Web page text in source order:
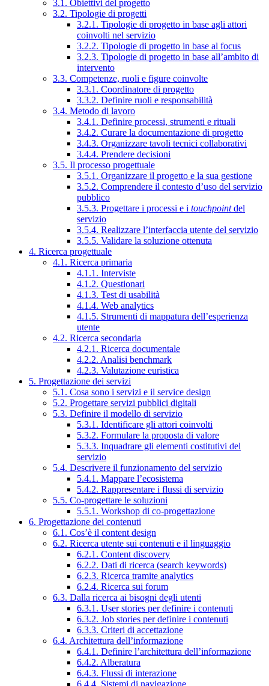
3.1. Obiettivi del progetto
3.2. Tipologie di progetti
3.2.1. Tipologie di progetto in base agli attori
coinvolti nel servizio
3.2.2. Tipologie di progetto in base al focus
3.2.3. Tipologie di progetto in base all’ambito di
intervento
3.3. Competenze, ruoli e figure coinvolte
3.3.1. Coordinatore di progetto
3.3.2. Definire ruoli e responsabilità
3.4. Metodo di lavoro
3.4.1. Definire processi, strumenti e rituali
3.4.2. Curare la documentazione di progetto
3.4.3. Organizzare tavoli tecnici collaborativi
3.4.4. Prendere decisioni
3.5. Il processo progettuale
3.5.1. Organizzare il progetto e la sua gestione
3.5.2. Comprendere il contesto d’uso del servizio
pubblico
3.5.3. Progettare i processi e i touchpointdel
servizio
3.5.4. Realizzare l’interfaccia utente del servizio
3.5.5. Validare la soluzione ottenuta
4. Ricerca progettuale
4.1. Ricerca primaria
4.1.1. Interviste
4.1.2. Questionari
4.1.3. Test di usabilità
4.1.4. Web analytics
4.1.5. Strumenti di mappatura dell’esperienza
utente
4.2. Ricerca secondaria
4.2.1. Ricerca documentale
4.2.2. Analisi benchmark
4.2.3. Valutazione euristica
5. Progettazione dei servizi
5.1. Cosa sono i servizi e il service design
5.2. Progettare servizi pubblici digitali
5.3. Definire il modello di servizio
5.3.1. Identificare gli attori coinvolti
5.3.2. Formulare la proposta di valore
5.3.3. Inquadrare gli elementi costitutivi del
servizio
5.4. Descrivere il funzionamento del servizio
5.4.1. Mappare l’ecosistema
5.4.2. Rappresentare i flussi di servizio
5.5. Co-progettare le soluzioni
5.5.1. Workshop di co-progettazione
6. Progettazione dei contenuti
6.1. Cos’è il content design
6.2. Ricerca utente sui contenuti e il linguaggio
6.2.1. Content discovery
6.2.2. Dati di ricerca (search keywords)
6.2.3. Ricerca tramite analytics
6.2.4. Ricerca sui forum
6.3. Dalla ricerca ai bisogni degli utenti
6.3.1. User stories per definire i contenuti
6.3.2. Job stories per definire i contenuti
6.3.3. Criteri di accettazione
6.4. Architettura dell’informazione
6.4.1. Definire l’architettura dell’informazione
6.4.2. Alberatura
6.4.3. Flussi di interazione
6.4.4. Sistemi di navigazione